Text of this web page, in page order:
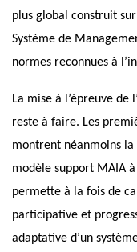
plus global construit
Système de
normes reconnues à
La mise à l’épreuve de
reste à faire. Les
montrent néanmoins
modèle support MAIA
permette à la fois de
participative et
adaptative d’un